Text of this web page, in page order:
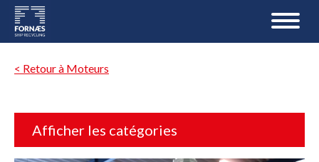
< Retour à Moteurs
Afficher les catégories